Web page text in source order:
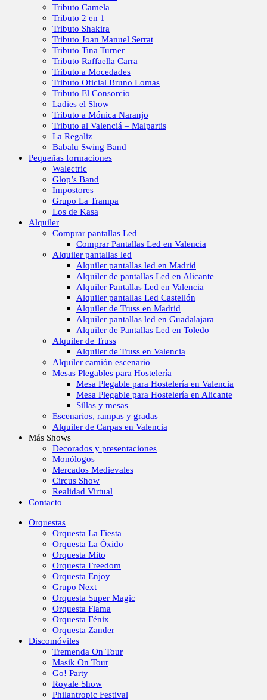
Tributo Camela
Tributo 2 en 1
Tributo Shakira
Tributo Joan Manuel Serrat
Tributo Tina Turner
Tributo Raffaella Carra
Tributo a Mocedades
Tributo Oficial Bruno Lomas
Tributo El Consorcio
Ladies el Show
Tributo a Mónica Naranjo
Tributo al Valenciá – Malpartis
La Regaliz
Babalu Swing Band
Pequeñas formaciones
Walectric
Glop’s Band
Impostores
Grupo La Trampa
Los de Kasa
Alquiler
Comprar pantallas Led
Comprar Pantallas Led en Valencia
Alquiler pantallas led
Alquiler pantallas led en Madrid
Alquiler de pantallas Led en Alicante
Alquiler Pantallas Led en Valencia
Alquiler pantallas Led Castellón
Alquiler de Truss en Madrid
Alquiler pantallas led en Guadalajara
Alquiler de Pantallas Led en Toledo
Alquiler de Truss
Alquiler de Truss en Valencia
Alquiler camión escenario
Mesas Plegables para Hostelería
Mesa Plegable para Hostelería en Valencia
Mesa Plegable para Hostelería en Alicante
Sillas y mesas
Escenarios, rampas y gradas
Alquiler de Carpas en Valencia
Más Shows
Decorados y presentaciones
Monólogos
Mercados Medievales
Circus Show
Realidad Virtual
Contacto
Orquestas
Orquesta La Fiesta
Orquesta La Óxido
Orquesta Mito
Orquesta Freedom
Orquesta Enjoy
Grupo Next
Orquesta Super Magic
Orquesta Flama
Orquesta Fénix
Orquesta Zander
Discomóviles
Tremenda On Tour
Masik On Tour
Go! Party
Royale Show
Philantropic Festival